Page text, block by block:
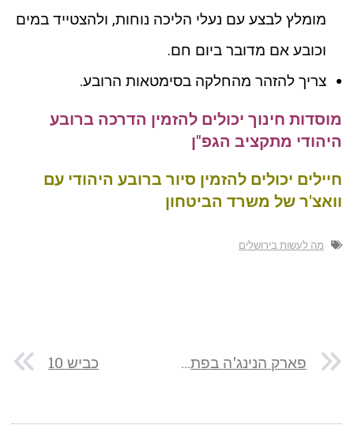
מומלץ לבצע עם נעלי הליכה נוחות, ולהצטייד במים
וכובע אם מדובר ביום חם.
צריך להזהר מהחלקה בסימטאות הרובע.
מוסדות חינוך יכולים להזמין הדרכה ברובע
היהודי מתקציב הגפ"ן
חיילים יכולים להזמין סיור ברובע היהודי עם
וואצ'ר של משרד הביטחון
מה לעשות בירושלים
פארק הנינג'ה בפתח תקווה כביש 10